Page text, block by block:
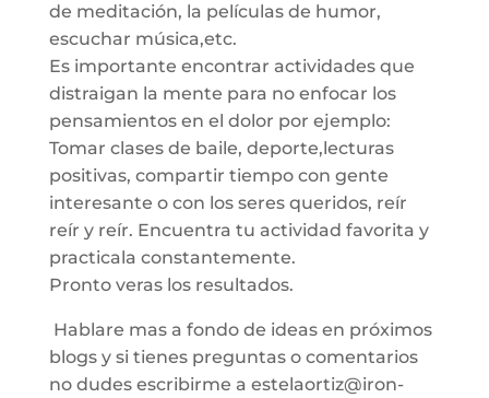
de meditación, la películas de humor,
escuchar música,etc.
Es importante encontrar actividades que
distraigan la mente para no enfocar los
pensamientos en el dolor por ejemplo:
Tomar clases de baile, deporte,lecturas
positivas, compartir tiempo con gente
interesante o con los seres queridos, reír
reír y reír. Encuentra tu actividad favorita y
practicala constantemente.
Pronto veras los resultados.
Hablare mas a fondo de ideas en próximos
blogs y si tienes preguntas o comentarios
no dudes escribirme a estelaortiz@iron-